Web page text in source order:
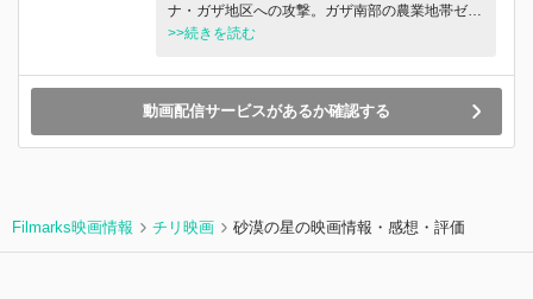
ナ・ガザ地区への攻撃。ガザ南部の農業地帯ゼイ
トゥーンに住むサムニ家の子どもたちは、一族が
験していた。監督・古居みずえのカメラは、家族
を失いながらも、懸命に生きる子どもたちの生活
を静かに見守り、彼らの心の傷と変化を写し出
す。子どもたちの証言から垣間見られたもの、そ
>>続きを読む
動画配信サービスがあるか確認する
Filmarks映画情報 チリ映画 砂漠の星の映画情報・感想・評価